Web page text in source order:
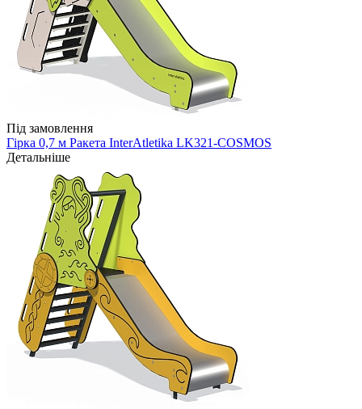
Під замовлення
Гірка 0,7 м Ракета InterAtletika LK321-COSMOS
Детальніше